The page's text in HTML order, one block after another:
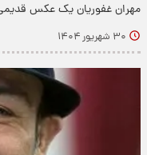
مهران غفوریان یک عکس
۳۰ شهریور ۱۴۰۴